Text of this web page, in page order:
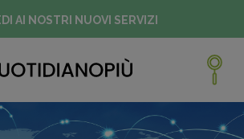
AI NOSTRI NUOVI SERVIZI